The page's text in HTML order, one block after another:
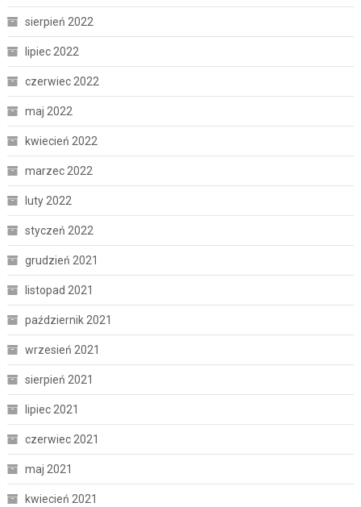
sierpień 2022
lipiec 2022
czerwiec 2022
maj 2022
kwiecień 2022
marzec 2022
luty 2022
styczeń 2022
grudzień 2021
listopad 2021
październik 2021
wrzesień 2021
sierpień 2021
lipiec 2021
czerwiec 2021
maj 2021
kwiecień 2021